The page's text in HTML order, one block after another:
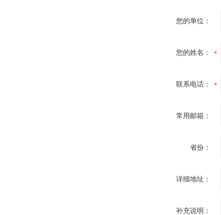
您的单位：
您的姓名：
联系电话：
常用邮箱：
省份：
详细地址：
补充说明：